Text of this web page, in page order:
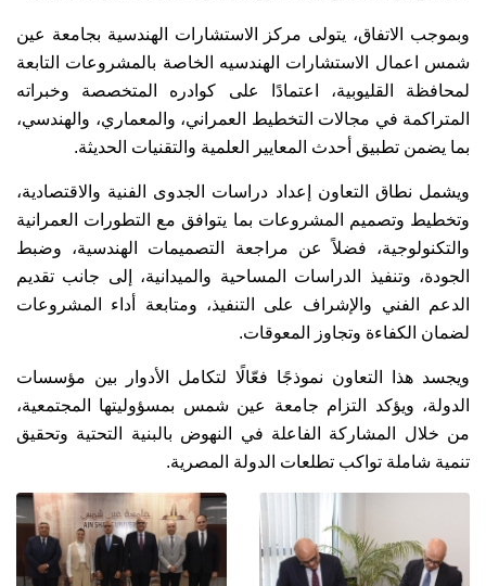
وبموجب الاتفاق، يتولى مركز الاستشارات الهندسية بجامعة عين
شمس اعمال الاستشارات الهندسيه الخاصة بالمشروعات التابعة
لمحافظة القليوبية، اعتمادًا على كوادره المتخصصة وخبراته
المتراكمة في مجالات التخطيط العمراني، والمعماري، والهندسي،
بما يضمن تطبيق أحدث المعايير العلمية والتقنيات الحديثة.
ويشمل نطاق التعاون إعداد دراسات الجدوى الفنية والاقتصادية،
وتخطيط وتصميم المشروعات بما يتوافق مع التطورات العمرانية
والتكنولوجية، فضلاً عن مراجعة التصميمات الهندسية، وضبط
الجودة، وتنفيذ الدراسات المساحية والميدانية، إلى جانب تقديم
الدعم الفني والإشراف على التنفيذ، ومتابعة أداء المشروعات
لضمان الكفاءة وتجاوز المعوقات.
ويجسد هذا التعاون نموذجًا فعّالًا لتكامل الأدوار بين مؤسسات
الدولة، ويؤكد التزام جامعة عين شمس بمسؤوليتها المجتمعية،
من خلال المشاركة الفاعلة في النهوض بالبنية التحتية وتحقيق
تنمية شاملة تواكب تطلعات الدولة المصرية.